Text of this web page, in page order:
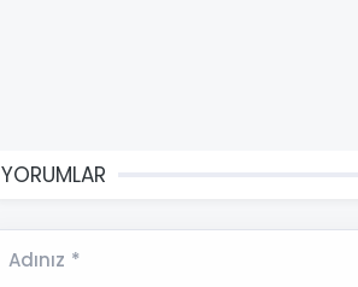
YORUMLAR
Adınız *